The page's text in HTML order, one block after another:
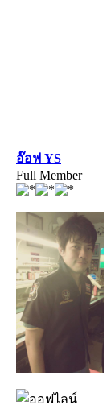
อ๊อฟ YS
Full Member